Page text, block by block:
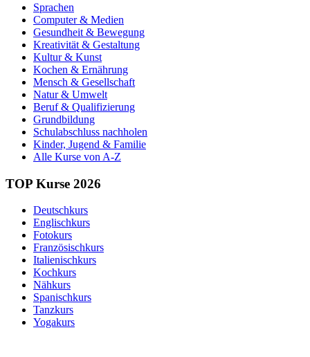
Sprachen
Computer & Medien
Gesundheit & Bewegung
Kreativität & Gestaltung
Kultur & Kunst
Kochen & Ernährung
Mensch & Gesellschaft
Natur & Umwelt
Beruf & Qualifizierung
Grundbildung
Schulabschluss nachholen
Kinder, Jugend & Familie
Alle Kurse von A-Z
TOP Kurse 2026
Deutschkurs
Englischkurs
Fotokurs
Französischkurs
Italienischkurs
Kochkurs
Nähkurs
Spanischkurs
Tanzkurs
Yogakurs